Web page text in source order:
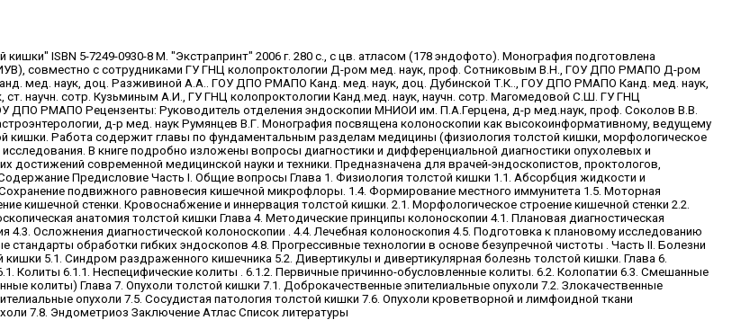
ISBN 5-7249-0930-8 М. "Экстрапринт" 2006 г. 280 с., с цв. атласом (178 эндофото). Монография подготовлена
совместно с сотрудниками ГУ ГНЦ колопроктологии Д-ром мед. наук, проф. Сотниковым В.Н., ГОУ ДПО РМАПО Д-ром
мед. наук, доц. Разживиной А.А.. ГОУ ДПО РМАПО Канд. мед. наук, доц. Дубинской Т.К.., ГОУ ДПО РМАПО Канд. мед. наук,
научн. сотр. Кузьминым А.И., ГУ ГНЦ колопроктологии Канд.мед. наук, научн. сотр. Магомедовой С.Ш. ГУ ГНЦ
ДПО РМАПО Рецензенты: Руководитель отделения эндоскопии МНИОИ им. П.А.Герцена, д-р мед.наук, проф. Соколов В.В.
д-р мед. наук Румянцев В.Г. Монография посвящена колоноскопии как высокоинформативному, ведущему
кишки. Работа содержит главы по фундаментальным разделам медицины (физиология толстой кишки, морфологическое
В книге подробно изложены вопросы диагностики и дифференциальной диагностики опухолевых и
достижений современной медицинской науки и техники. Предназначена для врачей-эндоскопистов, проктологов,
Предисловие Часть I. Общие вопросы Глава 1. Физиология толстой кишки 1.1. Абсорбция жидкости и
подвижного равновесия кишечной микрофлоры. 1.4. Формирование местного иммунитета 1.5. Моторная
кишечной стенки. Кровоснабжение и иннервация толстой кишки. 2.1. Морфологическое строение кишечной стенки 2.2.
анатомия толстой кишки Глава 4. Методические принципы колоноскопии 4.1. Плановая диагностическая
4.3. Осложнения диагностической колоноскопии . 4.4. Лечебная колоноскопия 4.5. Подготовка к плановому исследованию
обработки гибких эндоскопов 4.8. Прогрессивные технологии в основе безупречной чистоты . Часть II. Болезни
5.1. Синдром раздраженного кишечника 5.2. Дивертикулы и дивертикулярная болезнь толстой кишки. Глава 6.
Колиты 6.1.1. Неспецифические колиты . 6.1.2. Первичные причинно-обусловленные колиты. 6.2. Колопатии 6.3. Смешанные
колиты) Глава 7. Опухоли толстой кишки 7.1. Доброкачественные эпителиальные опухоли 7.2. Злокачественные
опухоли 7.5. Сосудистая патология толстой кишки 7.6. Опухоли кроветворной и лимфоидной ткани
7.8. Эндометриоз Заключение Атлас Список литературы